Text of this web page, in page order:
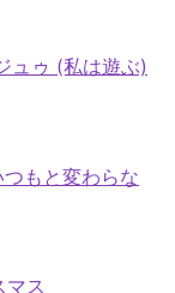
ュゥ (私は遊ぶ)
もと変わらな
ス